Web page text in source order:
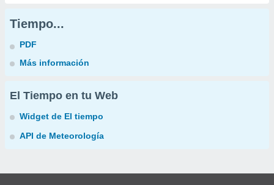
Tiempo...
PDF
Más información
El Tiempo en tu Web
Widget de El tiempo
API de Meteorología